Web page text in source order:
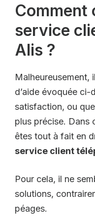
Comment
service
Alis ?
Malheureusement,
d’aide évoquée
satisfaction, ou
plus précise. Dans
êtes tout à fait en
service client
Pour cela, il ne
solutions,
péages.